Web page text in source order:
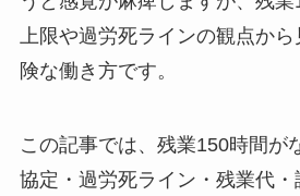
上限や過労死ラインの観点か
険な働き方です。
この記事では、残業150時間が
協定・過労死ライン・残業代